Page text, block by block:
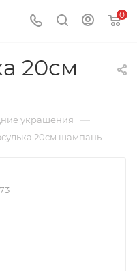
0
20см
украшения —
20см шампань